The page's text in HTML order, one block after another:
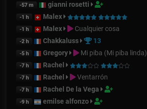
-57 m gianni rosetti
-1 h Malex
-1 h Malex Cualquier cosa
-2 h Chakkaluss 13
-5 h Gregory Mi piba (Mi piba linda)
-7 h Rachel
-7 h Rachel Ventarrón
-7 h Rachel De la Vega
-9 h emilse alfonzo